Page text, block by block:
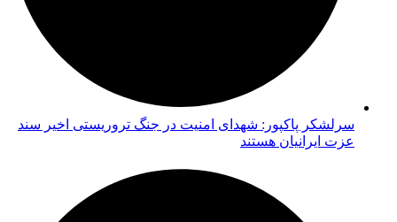
سرلشکر پاکپور: شهدای امنیت در جنگ تروریستی اخیر سند
عزت ایرانیان هستند